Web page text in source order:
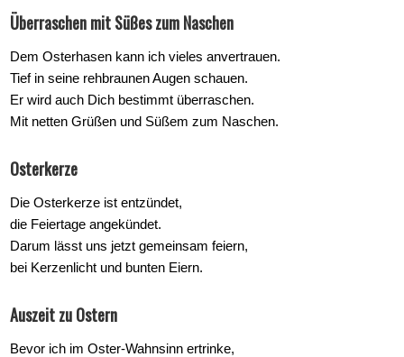
Überraschen mit Süßes zum Naschen
Dem Osterhasen kann ich vieles anvertrauen.
Tief in seine rehbraunen Augen schauen.
Er wird auch Dich bestimmt überraschen.
Mit netten Grüßen und Süßem zum Naschen.
Osterkerze
Die Osterkerze ist entzündet,
die Feiertage angekündet.
Darum lässt uns jetzt gemeinsam feiern,
bei Kerzenlicht und bunten Eiern.
Auszeit zu Ostern
Bevor ich im Oster-Wahnsinn ertrinke,